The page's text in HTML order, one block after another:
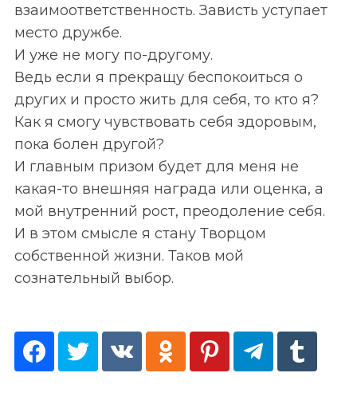
взаимоответственность. Зависть уступает
место дружбе.
И уже не могу по-другому.
Ведь если я прекращу беспокоиться о
других и просто жить для себя, то кто я?
Как я смогу чувствовать себя здоровым,
пока болен другой?
И главным призом будет для меня не
какая-то внешняя награда или оценка, а
мой внутренний рост, преодоление себя.
И в этом смысле я стану Творцом
собственной жизни. Таков мой
сознательный выбор.
S
e
a
h
f
:
По авторам